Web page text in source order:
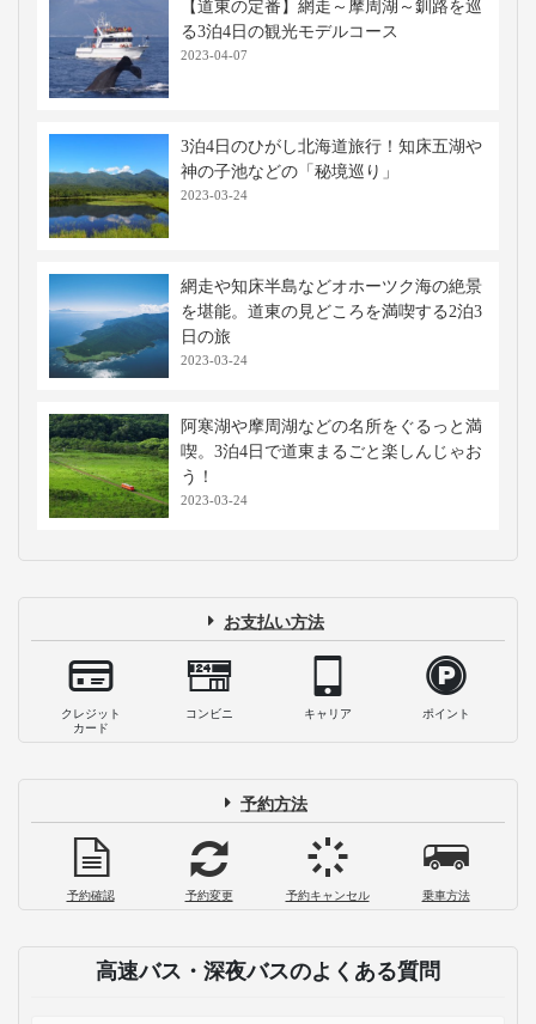
【道東の定番】網走～摩周湖～釧路を巡
る3泊4日の観光モデルコース
2023-04-07
3泊4日のひがし北海道旅行！知床五湖や
神の子池などの「秘境巡り」
2023-03-24
網走や知床半島などオホーツク海の絶景
を堪能。道東の見どころを満喫する2泊3
日の旅
2023-03-24
阿寒湖や摩周湖などの名所をぐるっと満
喫。3泊4日で道東まるごと楽しんじゃお
う！
2023-03-24
お支払い方法
クレジット
カード
コンビニ キャリア ポイント
予約方法
予約確認 予約変更 予約キャンセル 乗車方法
高速バス・深夜バスのよくある質問